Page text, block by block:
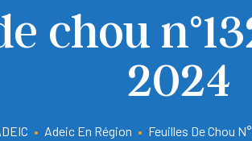
chou
2024
• Adeic En Région • Feuilles De Chou